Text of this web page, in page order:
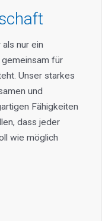
nur ein
für
Unser starkes
und
Fähigkeiten
dass jeder
wie möglich